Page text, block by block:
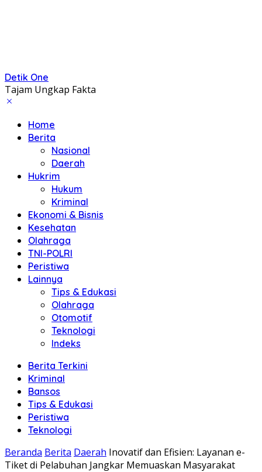
Detik One
Tajam Ungkap Fakta
Home
Berita
Nasional
Daerah
Hukrim
Hukum
Kriminal
Ekonomi & Bisnis
Kesehatan
Olahraga
TNI-POLRI
Peristiwa
Lainnya
Tips & Edukasi
Olahraga
Otomotif
Teknologi
Indeks
Berita Terkini
Kriminal
Bansos
Tips & Edukasi
Peristiwa
Teknologi
Beranda Berita Daerah Inovatif dan Efisien: Layanan e-
Tiket di Pelabuhan Jangkar Memuaskan Masyarakat